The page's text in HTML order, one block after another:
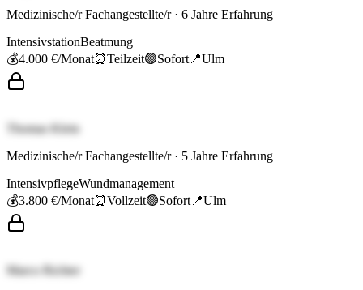
Medizinische/r Fachangestellte/r· 6 Jahre Erfahrung
IntensivstationBeatmung
💰4.000 €/Monat⏰Teilzeit🟢Sofort 📍Ulm
Thomas Klein
Medizinische/r Fachangestellte/r· 5 Jahre Erfahrung
IntensivpflegeWundmanagement
💰3.800 €/Monat⏰Vollzeit🟢Sofort 📍Ulm
Marco Richter